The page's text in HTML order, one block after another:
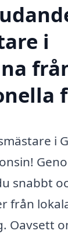
i
i
snabbt
från
Oavsett